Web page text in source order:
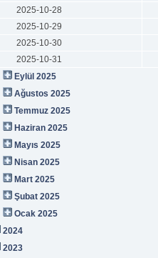
2025-10-28
2025-10-29
2025-10-30
2025-10-31
Eylül 2025
Ağustos 2025
Temmuz 2025
Haziran 2025
Mayıs 2025
Nisan 2025
Mart 2025
Şubat 2025
Ocak 2025
2024
2023